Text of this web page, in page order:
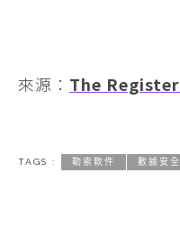
來源： The Register
TAGS : 勒索軟件 數據安全